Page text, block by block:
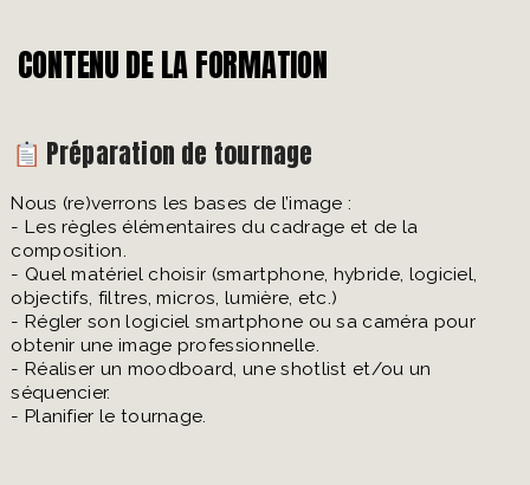
CONTENU DE LA FORMATION
Préparation de tournage
Nous (re)verrons les bases de l’image :
- Les règles élémentaires du cadrage et de la
composition.
- Quel matériel choisir (smartphone, hybride, logiciel,
objectifs, filtres, micros, lumière, etc.)
- Régler son logiciel smartphone ou sa caméra pour
obtenir une image professionnelle.
- Réaliser un moodboard, une shotlist et/ou un
séquencier.
- Planifier le tournage.